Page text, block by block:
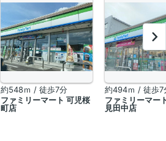
約548ｍ / 徒歩7分
ファミリーマート 可児桜
町店
約494ｍ / 徒歩7
ファミリーマー
見田中店